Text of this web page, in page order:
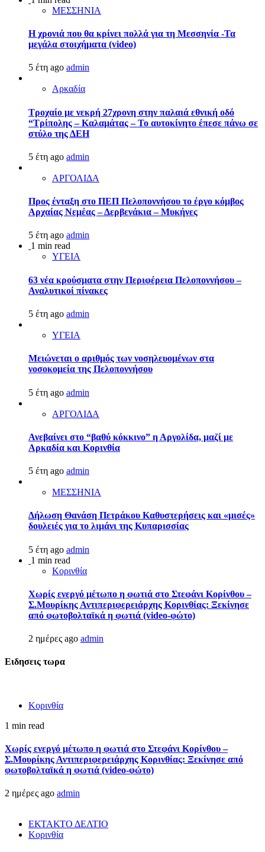
ΜΕΣΣΗΝΙΑ
Η χρονιά που θα κρίνει πολλά για τη Μεσσηνία -Τα
μεγάλα στοιχήματα (video)
5 έτη ago admin
Αρκαδία
Τροχαίο με νεκρή 27χρονη στην παλαιά εθνική οδό
“Τρίπολης – Καλαμάτας – Το αυτοκίνητο έπεσε πάνω σε
στύλο της ΔΕΗ
5 έτη ago admin
ΑΡΓΟΛΙΔΑ
Προς ένταξη στο ΠΕΠ Πελοποννήσου το έργο κόμβος
Αρχαίας Νεμέας – Δερβενάκια – Μυκήνες
5 έτη ago admin
1 min read
ΥΓΕΙΑ
63 νέα κρούσματα στην Περιφέρεια Πελοποννήσου –
Αναλυτικοί πίνακες
5 έτη ago admin
ΥΓΕΙΑ
Μειώνεται ο αριθμός των νοσηλευομένων στα
νοσοκομεία της Πελοποννήσου
5 έτη ago admin
ΑΡΓΟΛΙΔΑ
Ανεβαίνει στο “βαθύ κόκκινο” η Αργολίδα, μαζί με
Αρκαδία και Κορινθία
5 έτη ago admin
ΜΕΣΣΗΝΙΑ
Δήλωση Θανάση Πετράκου Καθυστερήσεις και «μισές»
δουλειές για το λιμάνι της Κυπαρισσίας
5 έτη ago admin
1 min read
Κορινθία
Χωρίς ενεργό μέτωπο η φωτιά στο Στεφάνι Κορίνθου –
Σ.Μουρίκης Αντιπεριφερειάρχης Κορινθίας: Ξεκίνησε
από φωτοβολταϊκά η φωτιά (video-φώτο)
2 ημέρες ago admin
Ειδησεις τωρα
Κορινθία
1 min read
Χωρίς ενεργό μέτωπο η φωτιά στο Στεφάνι Κορίνθου –
Σ.Μουρίκης Αντιπεριφερειάρχης Κορινθίας: Ξεκίνησε από
φωτοβολταϊκά η φωτιά (video-φώτο)
2 ημέρες ago admin
ΕΚΤΑΚΤΟ ΔΕΛΤΙΟ
Κορινθία